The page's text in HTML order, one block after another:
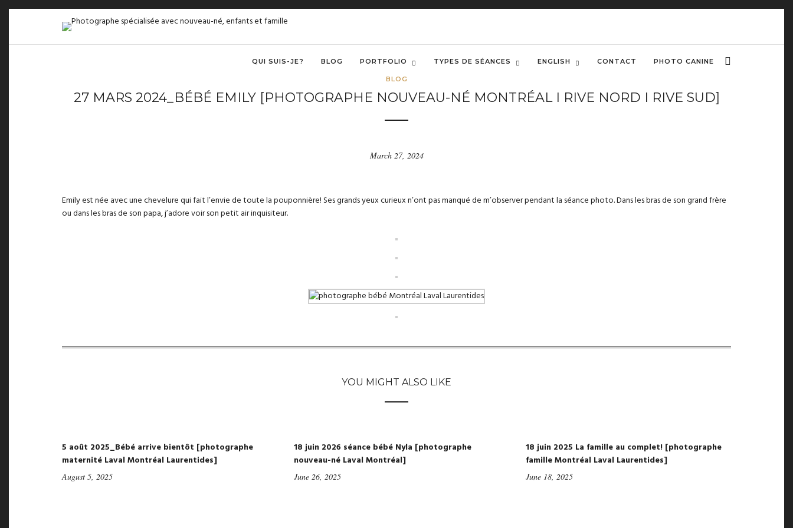
QUI SUIS-JE? BLOG PORTFOLIO TYPES DE SÉANCES ENGLISH CONTACT PHOTO CANINE
BLOG
27 MARS 2024_BÉBÉ EMILY [PHOTOGRAPHE NOUVEAU-NÉ MONTRÉAL I RIVE NORD I RIVE SUD]
March 27, 2024
Emily est née avec une chevelure qui fait l’envie de toute la pouponnière! Ses grands yeux curieux n’ont pas manqué de m’observer pendant la séance photo. Dans les bras de son grand frère
ou dans les bras de son papa, j’adore voir son petit air inquisiteur.
YOU MIGHT ALSO LIKE
5 août 2025_Bébé arrive bientôt [photographe
maternité Laval Montréal Laurentides]
August 5, 2025
18 juin 2026 séance bébé Nyla [photographe
nouveau-né Laval Montréal]
June 26, 2025
18 juin 2025 La famille au complet! [photographe
famille Montréal Laval Laurentides]
June 18, 2025